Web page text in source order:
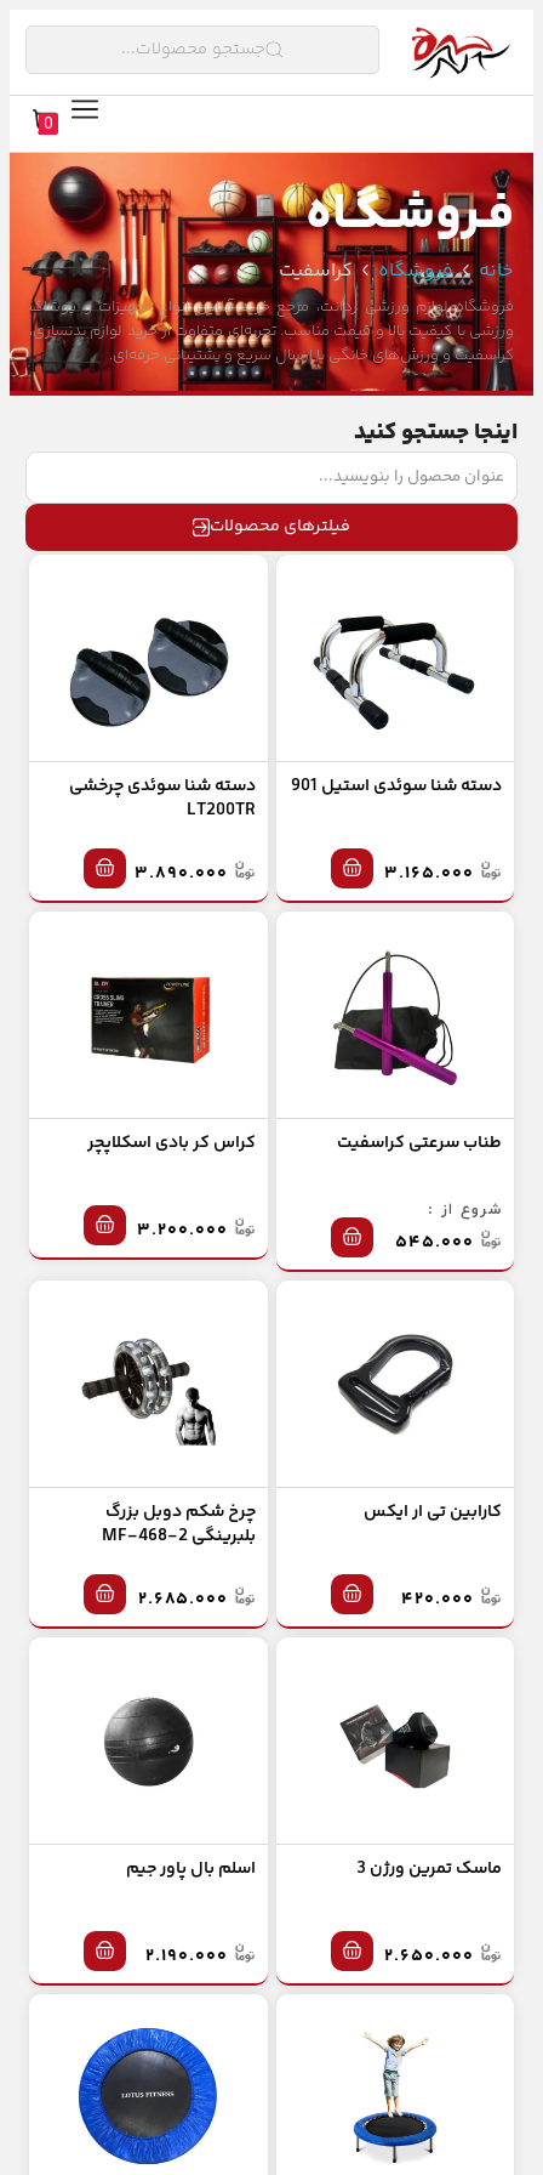
جستجو محصولات...
0
فـروشـگـاه
خانه فروشگاه کراسفیت
فروشگاه لوازم ورزشی ردانت، مرجع خرید آنلاین انواع تجهیزات و پوشاک
ورزشی با کیفیت بالا و قیمت مناسب. تجربه‌ای متفاوت از خرید لوازم بدنسازی،
کراسفیت و ورزش‌های خانگی با ارسال سریع و پشتیبانی حرفه‌ای.
اینجا جستجو کنید
فیلترهای محصولات
دسته شنا سوئدی استیل 901
دسته شنا سوئدی چرخشی
LT200TR
طناب سرعتی کراسفیت
شروع از :
کراس کر بادی اسکلاپچر
کارابین تی ار ایکس
چرخ شکم دوبل بزرگ
بلبرینگی MF-468-2
ماسک تمرین ورژن 3 اسلم بال پاور جیم